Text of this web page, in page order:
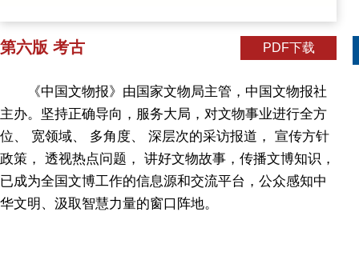
第六版 考古 PDF下载
《中国文物报》由国家文物局主管，中国文物报社
主办。坚持正确导向，服务大局，对文物事业进行全方
位、 宽领域、 多角度、 深层次的采访报道， 宣传方针
政策， 透视热点问题， 讲好文物故事，传播文博知识，
已成为全国文博工作的信息源和交流平台，公众感知中
华文明、汲取智慧力量的窗口阵地。